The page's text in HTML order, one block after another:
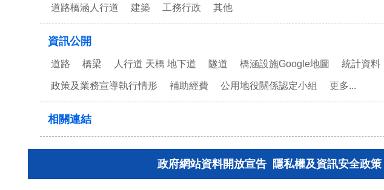
道路橋涵人行道 建築 工務行政 其他
資訊公開
道路 橋梁 人行道 天橋 地下道 隧道 橋涵設施Google地圖 統計資料
政策及業務宣導執行情形 補助經費 公用地役關係認定小組 更多...
相關連結
政府網站資料開放宣告 隱私權及資訊安全政策